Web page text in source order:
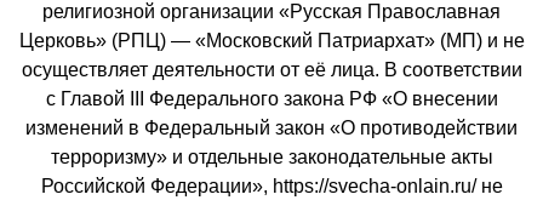
религиозной организации «Русская Православная
Церковь» (РПЦ) — «Московский Патриархат» (МП) и не
осуществляет деятельности от её лица. В соответствии
с Главой III Федерального закона РФ «О внесении
изменений в Федеральный закон «О противодействии
терроризму» и отдельные законодательные акты
Российской Федерации», https://svecha-onlain.ru/ не